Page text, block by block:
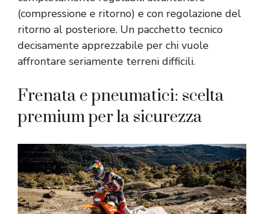
(compressione e ritorno) e con regolazione del
ritorno al posteriore. Un pacchetto tecnico
decisamente apprezzabile per chi vuole
affrontare seriamente terreni difficili.
Frenata e pneumatici: scelta
premium per la sicurezza